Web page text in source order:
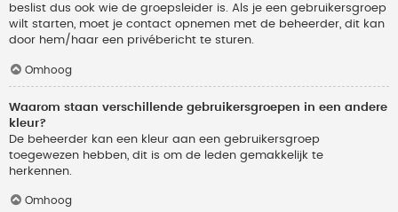
beslist dus ook wie de groepsleider is. Als je een gebruikersgroep
wilt starten, moet je contact opnemen met de beheerder, dit kan
door hem/haar een privébericht te sturen.
Omhoog
Waarom staan verschillende gebruikersgroepen in een andere
kleur?
De beheerder kan een kleur aan een gebruikersgroep
toegewezen hebben, dit is om de leden gemakkelijk te
herkennen.
Omhoog